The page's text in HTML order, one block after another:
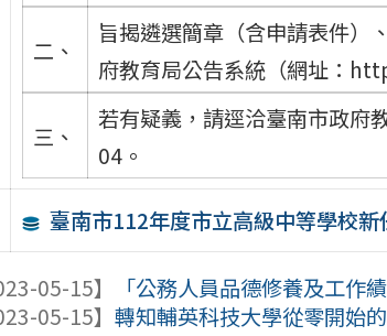
二、
旨揭遴選簡章（含申請表件）
府教育局公告系統（網址：
三、
若有疑義，請逕洽臺南市政府
04。
臺南市112年度市立高級中等學校
05-15】
「公務人員品德修養及工作
05-15】轉知輔英科技大學從零開始